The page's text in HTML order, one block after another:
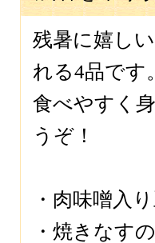
残暑に嬉し
れる4品です。
食べやすく
うぞ！
・肉味噌入
・焼きなす